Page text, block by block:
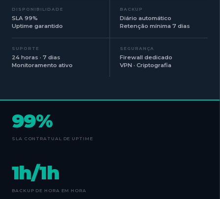
DISPONIBILIDADE
SLA 99%
Uptime garantido
BACKUP
Diário automático
Retenção mínima 7 dias
SUPORTE
24 horas · 7 dias
Monitoramento ativo
SEGURANÇA
Firewall dedicado
VPN · Criptografia
99%
SLA CONTRATUAL DE UPTIME
1h/1h
BACKUP DE HORA EM HORA